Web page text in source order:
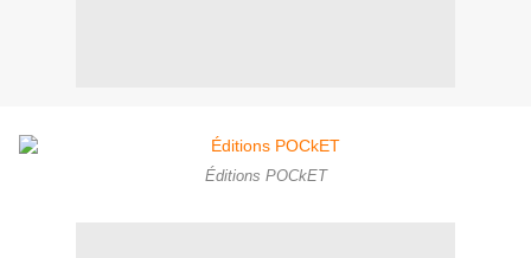
Éditions POCkET